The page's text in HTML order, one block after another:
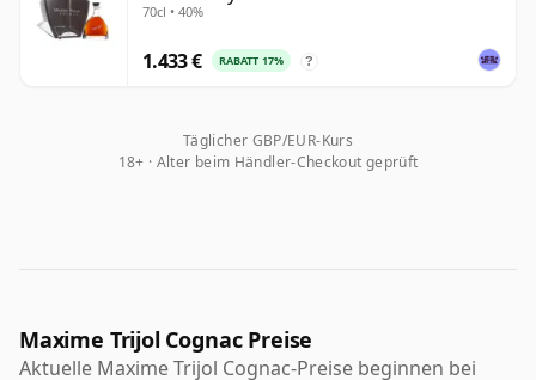
70cl • 40%
1.433 € RABATT 17% ?
Täglicher GBP/EUR-Kurs
18+ · Alter beim Händler-Checkout geprüft
Maxime Trijol Cognac Preise
Aktuelle Maxime Trijol Cognac-Preise beginnen bei